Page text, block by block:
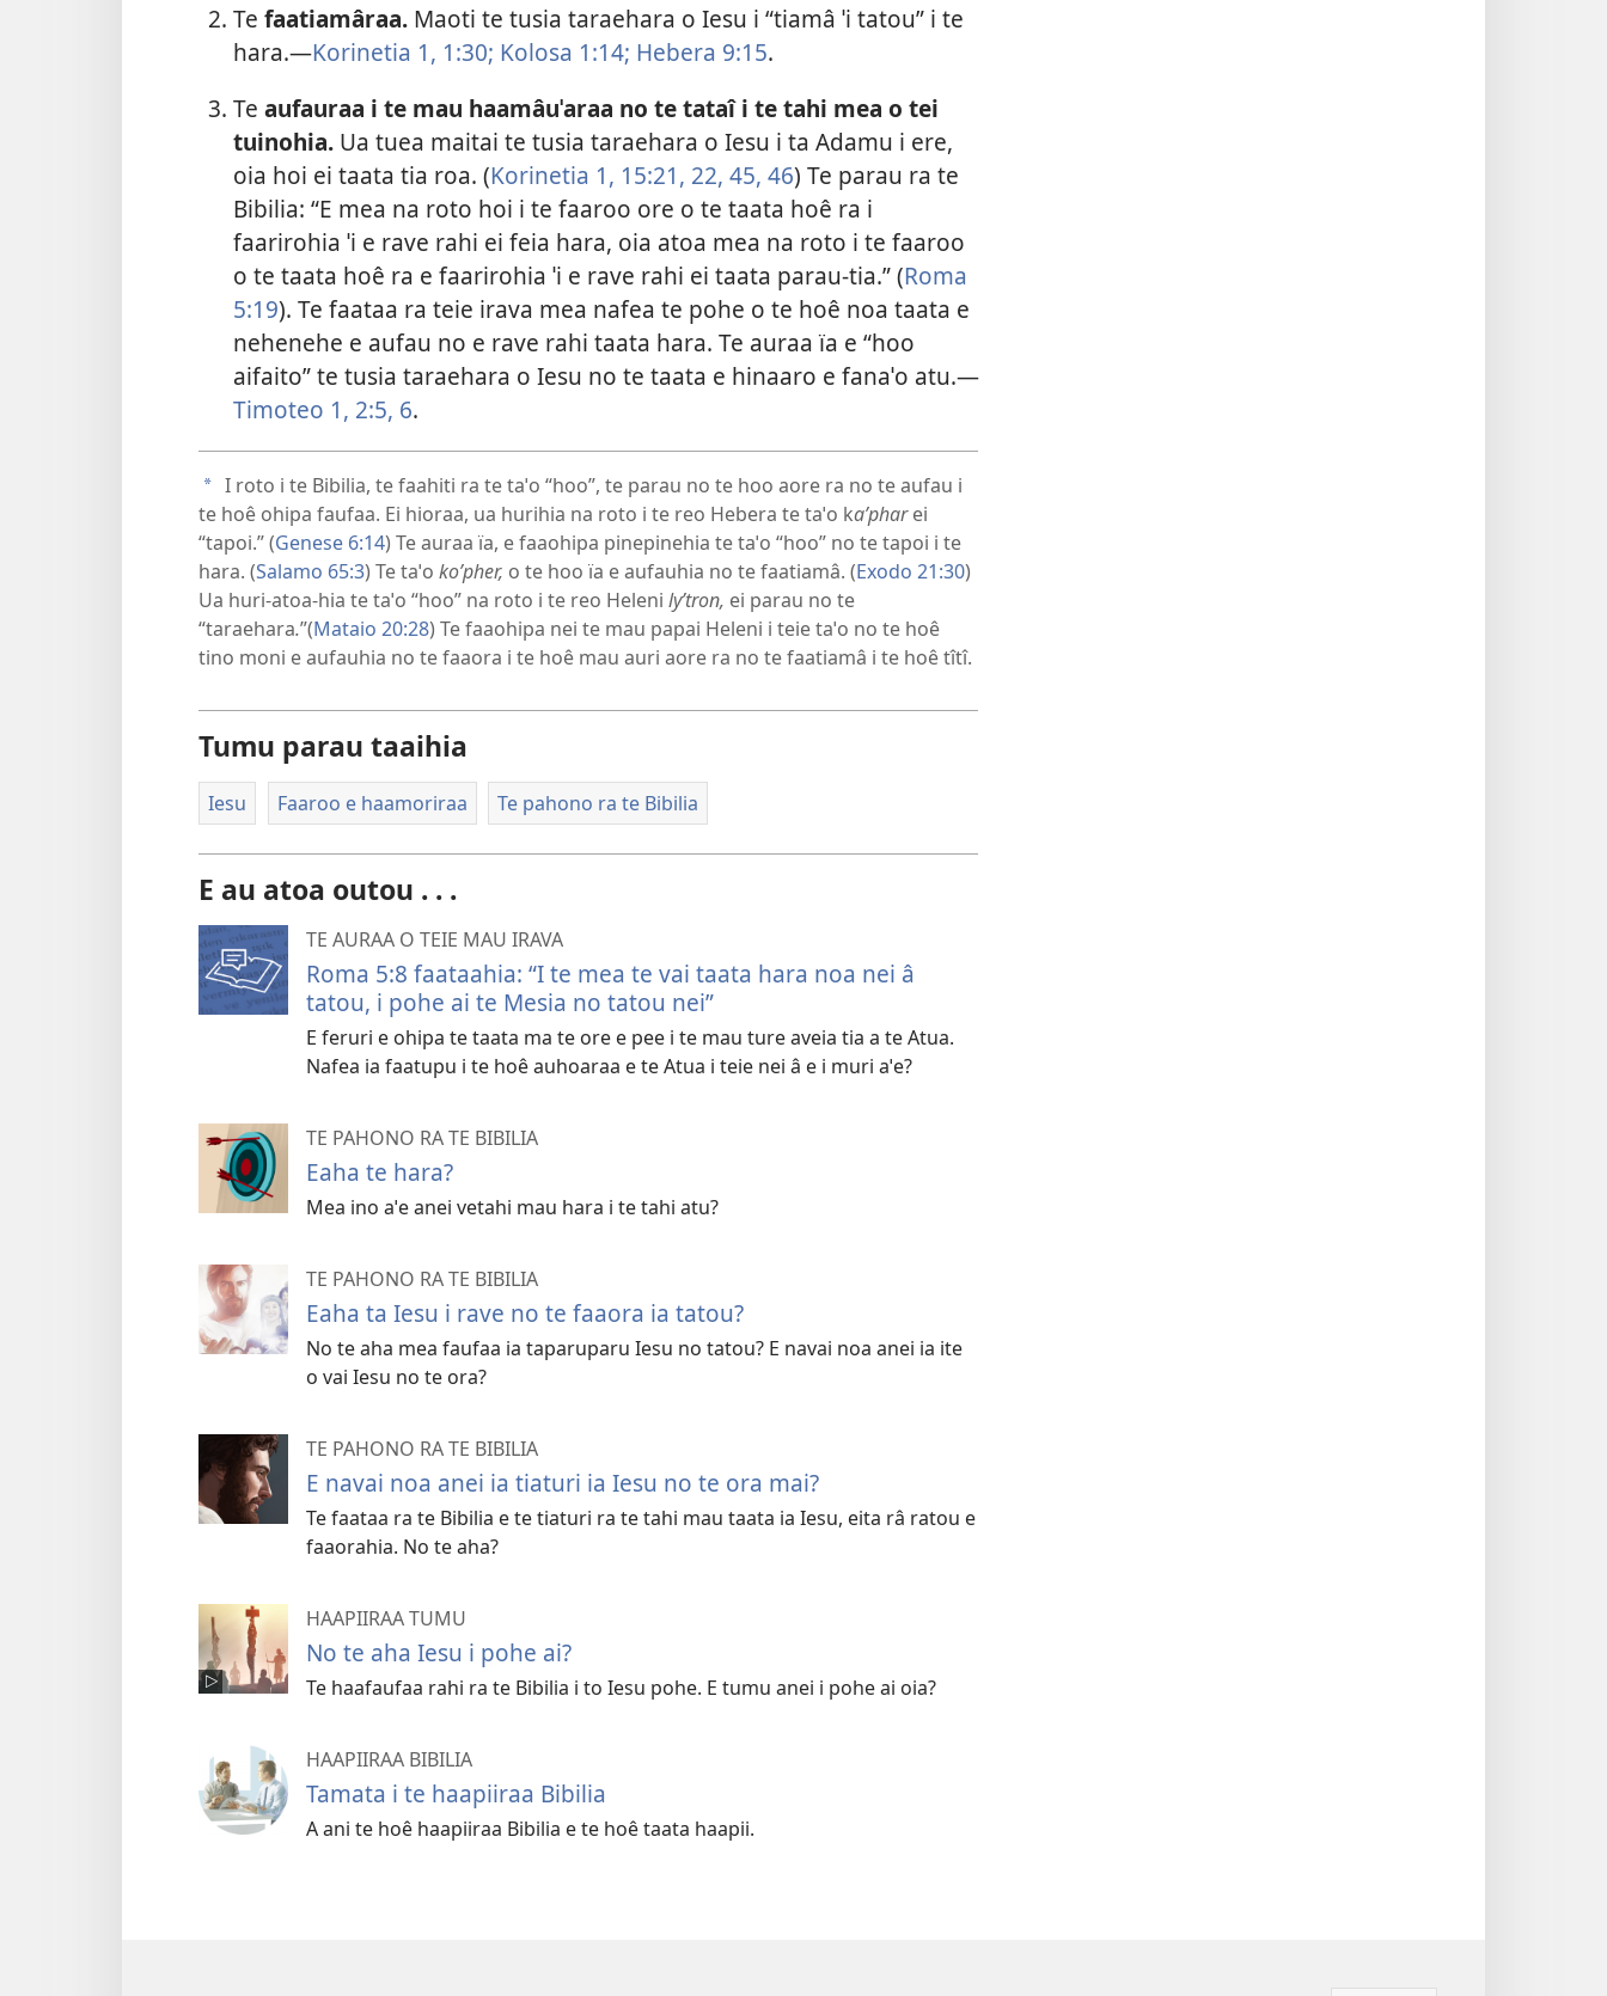
Te faatiamâraa.Maoti te tusia taraehara o Iesu i “tiamâ ˈi tatou” i te
hara.—Korinetia 1, 1:30; Kolosa 1:14; Hebera 9:15.
Te aufauraa i te mau haamâuˈaraa no te tataî i te tahi mea o tei
tuinohia.Ua tuea maitai te tusia taraehara o Iesu i ta Adamu i ere,
oia hoi ei taata tia roa. (Korinetia 1, 15:21, 22, 45, 46) Te parau ra te
Bibilia: “E mea na roto hoi i te faaroo ore o te taata hoê ra i
faarirohia ˈi e rave rahi ei feia hara, oia atoa mea na roto i te faaroo
o te taata hoê ra e faarirohia ˈi e rave rahi ei taata parau-tia.” (Roma
5:19). Te faataa ra teie irava mea nafea te pohe o te hoê noa taata e
nehenehe e aufau no e rave rahi taata hara. Te auraa ïa e “hoo
aifaito” te tusia taraehara o Iesu no te taata e hinaaro e fanaˈo atu.—
Timoteo 1, 2:5, 6.
a I roto i te Bibilia, te faahiti ra te taˈo “hoo”, te parau no te hoo aore ra no te aufau i
te hoê ohipa faufaa. Ei hioraa, ua hurihia na roto i te reo Hebera te taˈo kaʹpharei
“tapoi.” (Genese 6:14) Te auraa ïa, e faaohipa pinepinehia te taˈo “hoo” no te tapoi i te
hara. (Salamo 65:3) Te taˈo koʹpher, o te hoo ïa e aufauhia no te faatiamâ. (Exodo 21:30)
Ua huri-atoa-hia te taˈo “hoo” na roto i te reo Heleni lyʹtron, ei parau no te
“taraehara.”(Mataio 20:28) Te faaohipa nei te mau papai Heleni i teie taˈo no te hoê
tino moni e aufauhia no te faaora i te hoê mau auri aore ra no te faatiamâ i te hoê tîtî.
Tumu parau taaihia
Iesu Faaroo e haamoriraa Te pahono ra te Bibilia
E au atoa outou . . .
TE AURAA O TEIE MAU IRAVA
Roma 5:8 faataahia: “I te mea te vai taata hara noa nei â
tatou, i pohe ai te Mesia no tatou nei”
E feruri e ohipa te taata ma te ore e pee i te mau ture aveia tia a te Atua.
Nafea ia faatupu i te hoê auhoaraa e te Atua i teie nei â e i muri aˈe?
TE PAHONO RA TE BIBILIA
Eaha te hara?
Mea ino aˈe anei vetahi mau hara i te tahi atu?
TE PAHONO RA TE BIBILIA
Eaha ta Iesu i rave no te faaora ia tatou?
No te aha mea faufaa ia taparuparu Iesu no tatou? E navai noa anei ia ite
o vai Iesu no te ora?
TE PAHONO RA TE BIBILIA
E navai noa anei ia tiaturi ia Iesu no te ora mai?
Te faataa ra te Bibilia e te tiaturi ra te tahi mau taata ia Iesu, eita râ ratou e
faaorahia. No te aha?
HAAPIIRAA TUMU
No te aha Iesu i pohe ai?
Te haafaufaa rahi ra te Bibilia i to Iesu pohe. E tumu anei i pohe ai oia?
HAAPIIRAA BIBILIA
Tamata i te haapiiraa Bibilia
A ani te hoê haapiiraa Bibilia e te hoê taata haapii.